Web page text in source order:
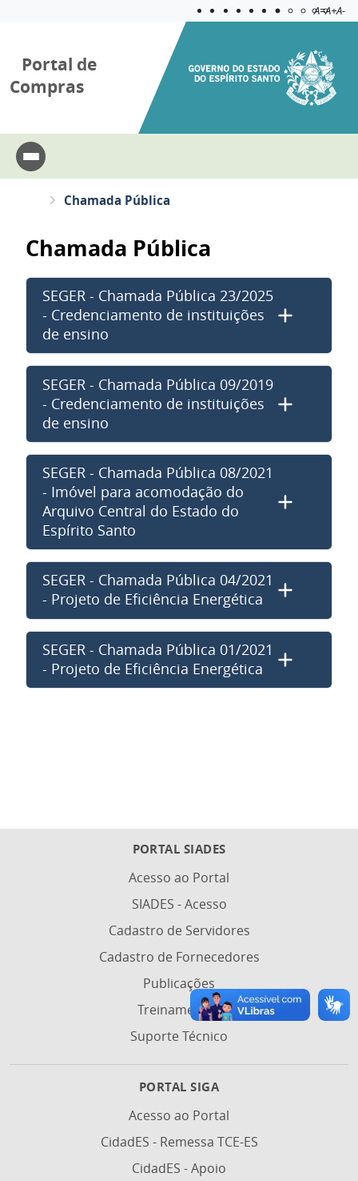
Aplicar
A=A+A-
Portal de
Compras
Chamada Pública
Chamada Pública
SEGER - Chamada Pública 23/2025
- Credenciamento de instituições
de ensino
SEGER - Chamada Pública 09/2019
- Credenciamento de instituições
de ensino
SEGER - Chamada Pública 08/2021
- Imóvel para acomodação do
Arquivo Central do Estado do
Espírito Santo
SEGER - Chamada Pública 04/2021
- Projeto de Eficiência Energética
SEGER - Chamada Pública 01/2021
- Projeto de Eficiência Energética
PORTAL SIADES
Acesso ao Portal
SIADES - Acesso
Cadastro de Servidores
Cadastro de Fornecedores
Publicações
Treinamentos
Suporte Técnico
PORTAL SIGA
Acesso ao Portal
CidadES - Remessa TCE-ES
CidadES - Apoio